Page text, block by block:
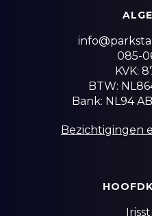
085-
KVK:
BTW:
Bank: NL94
Bezichtigingen